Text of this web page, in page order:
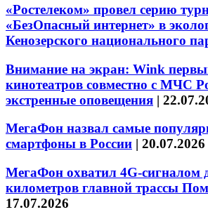
«Ростелеком» провел серию
«БезОпасный интернет» в
Кенозерского национального
Внимание на экран: Wink
кинотеатров совместно с МЧС
экстренные оповещения |
МегаФон назвал самые
смартфоны в России | 20.07.2026
МегаФон охватил 4G-сигналом
километров главной трассы
17.07.2026